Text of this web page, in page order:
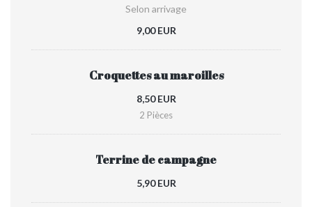
Selon arrivage
9,00 EUR
Croquettes au maroilles
8,50 EUR
2 Pièces
Terrine de campagne
5,90 EUR